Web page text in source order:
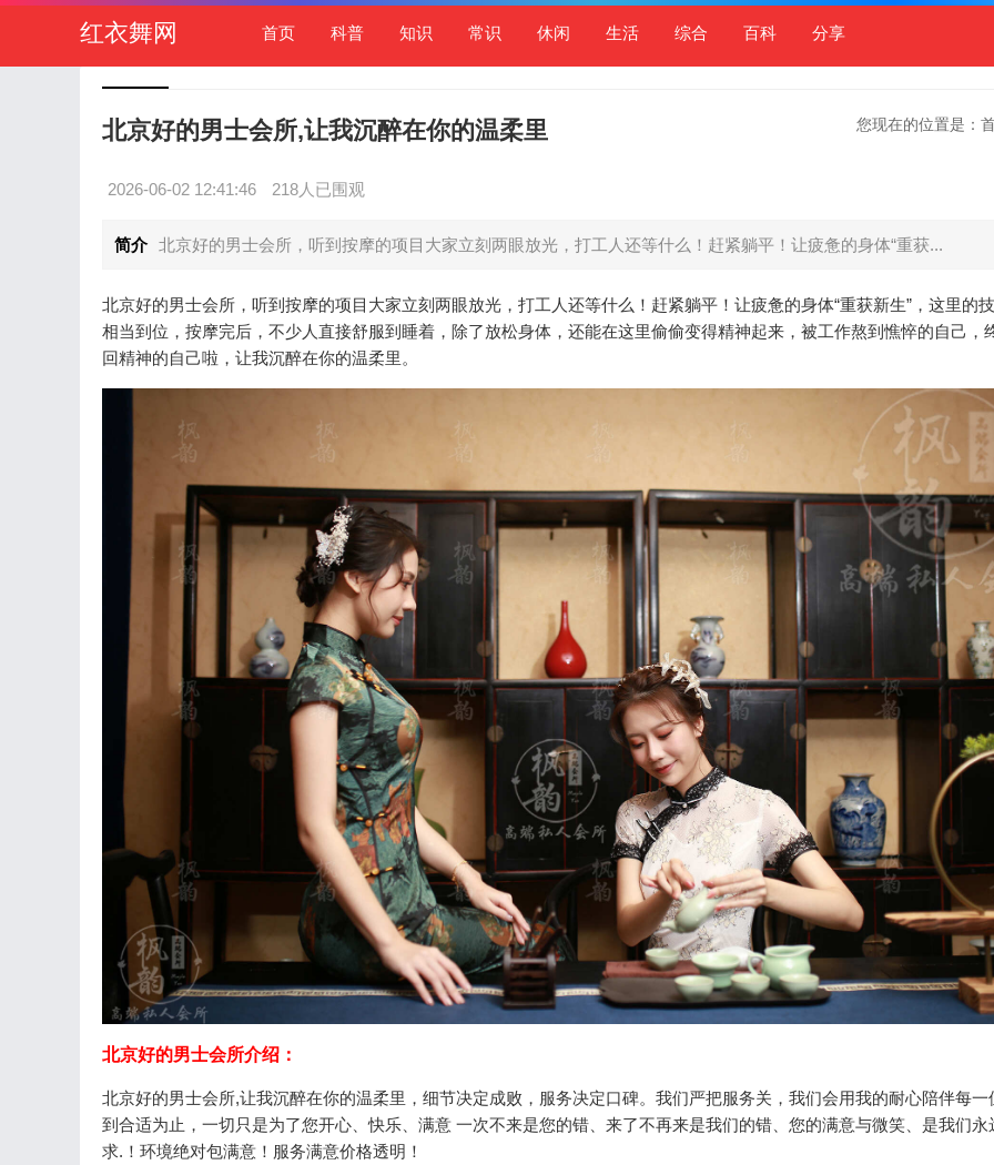
红衣舞网 首页 科普 知识 常识 休闲 生活 综合 百科 分享
您现在的位置是：
北京好的男士会所,让我沉醉在你的温柔里
2026-06-02 12:41:46 218人已围观
简介 北京好的男士会所，听到按摩的项目大家立刻两眼放光，打工人还等什么！赶紧躺平！让疲惫的身体“重获...
北京好的男士会所，听到按摩的项目大家立刻两眼放光，打工人还等什么！赶紧躺平！让疲惫的身体“重获新生”，这里的
相当到位，按摩完后，不少人直接舒服到睡着，除了放松身体，还能在这里偷偷变得精神起来，被工作熬到憔悴的自己，
回精神的自己啦，让我沉醉在你的温柔里。
北京好的男士会所介绍：
北京好的男士会所,让我沉醉在你的温柔里，细节决定成败，服务决定口碑。我们严把服务关，我们会用我的耐心陪伴每一
到合适为止，一切只是为了您开心、快乐、满意 一次不来是您的错、来了不再来是我们的错、您的满意与微笑、是我们永
求.！环境绝对包满意！服务满意价格透明！